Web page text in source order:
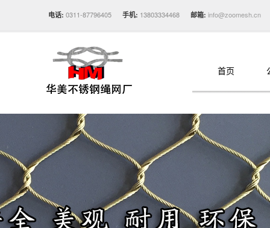
电话: 0311-87796405 手机: 13803334468 邮箱: info@zoomesh.cn
首页